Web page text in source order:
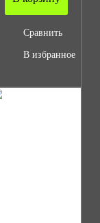
Сравнить
В избранное